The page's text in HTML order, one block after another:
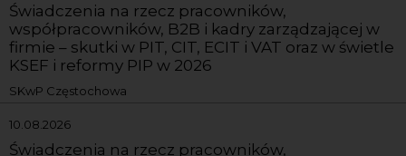
Świadczenia na rzecz pracowników,
współpracowników, B2B i kadry zarządzającej w
firmie – skutki w PIT, CIT, ECIT i VAT oraz w świetle
KSEF i reformy PIP w 2026
SKwP Częstochowa
10.08.2026
Świadczenia na rzecz pracowników,